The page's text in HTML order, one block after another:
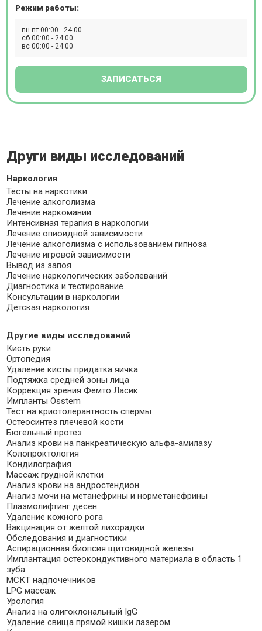
анализы, функциональная диагностика, химическая
Режим работы:
пн-пт 00:00 - 24:00
сб 00:00 - 24:00
вс 00:00 - 24:00
ЗАПИСАТЬСЯ
Други виды исследований
Наркология
Тесты на наркотики
Лечение алкоголизма
Лечение наркомании
Интенсивная терапия в наркологии
Лечение опиоидной зависимости
Лечение алкоголизма с использованием гипноза
Лечение игровой зависимости
Вывод из запоя
Лечение наркологических заболеваний
Диагностика и тестирование
Консультации в наркологии
Детская наркология
Другие виды исследований
Кисть руки
Ортопедия
Удаление кисты придатка яичка
Подтяжка средней зоны лица
Коррекция зрения Фемто Ласик
Импланты Osstem
Тест на криотолерантность спермы
Остеосинтез плечевой кости
Бюгельный протез
Анализ крови на панкреатическую альфа-амилазу
Колопроктология
Кондилография
Массаж грудной клетки
Анализ крови на андростендион
Анализ мочи на метанефрины и норметанефрины
Плазмолифтинг десен
Удаление кожного рога
Вакцинация от желтой лихорадки
Обследования и диагностики
Аспирационная биопсия щитовидной железы
Имплантация остеокондуктивного материала в область 1
зуба
МСКТ надпочечников
LPG массаж
Урология
Анализ на олигоклональный IgG
Удаление свища прямой кишки лазером